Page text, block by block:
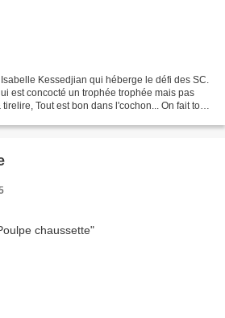
Kessedjian qui héberge le défi des SC.
est concocté un trophée trophée mais pas
Tout est bon dans l'cochon... On fait tout